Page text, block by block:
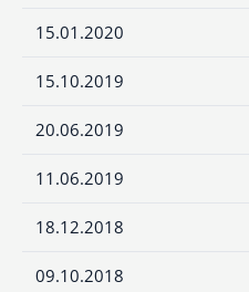
15.01.2020
15.10.2019
20.06.2019
11.06.2019
18.12.2018
09.10.2018